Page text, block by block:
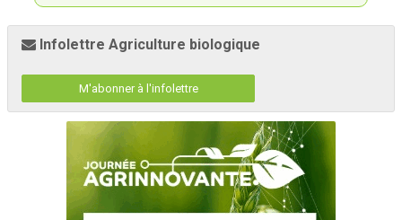
Infolettre Agriculture biologique
M'abonner à l'infolettre